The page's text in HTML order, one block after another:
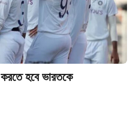
হবে ভারতকে